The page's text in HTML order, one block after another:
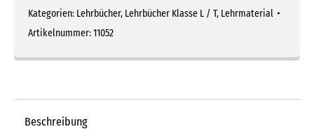
Kategorien: Lehrbücher, Lehrbücher Klasse L / T, Lehrmaterial
Artikelnummer:11052
Beschreibung